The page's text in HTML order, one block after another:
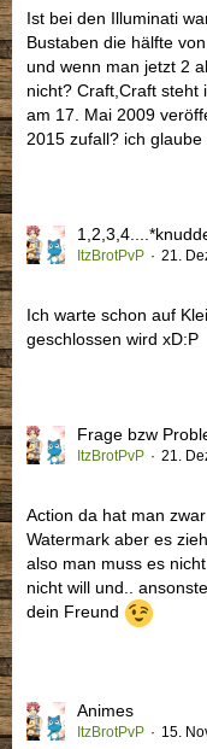
Ist bei den Illuminati
Bustaben die hälfte
und wenn man jetzt 2
nicht? Craft,Craft steht
am 17. Mai 2009
2015 zufall? ich glaube
ItzBrotPvP 21.
Ich warte schon auf
geschlossen wird xD:P
Frage bzw
ItzBrotPvP 21.
Action da hat man
Watermark aber es
also man muss es
nicht will und..
dein Freund
Animes
ItzBrotPvP 15.